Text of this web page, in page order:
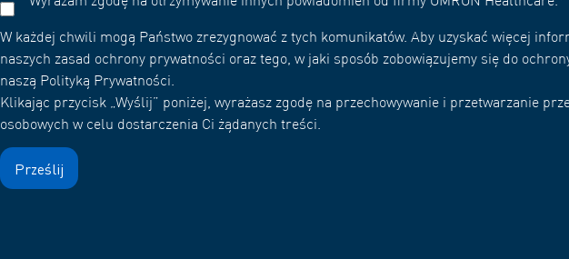
W każdej chwili mogą Państwo zrezygnować z tych komunikatów. Aby uzyskać więcej
naszych zasad ochrony prywatności oraz tego, w jaki sposób zobowiązujemy się do
naszą Polityką Prywatności.
Klikając przycisk „Wyślij” poniżej, wyrażasz zgodę na przechowywanie i przetwarzanie
osobowych w celu dostarczenia Ci żądanych treści.